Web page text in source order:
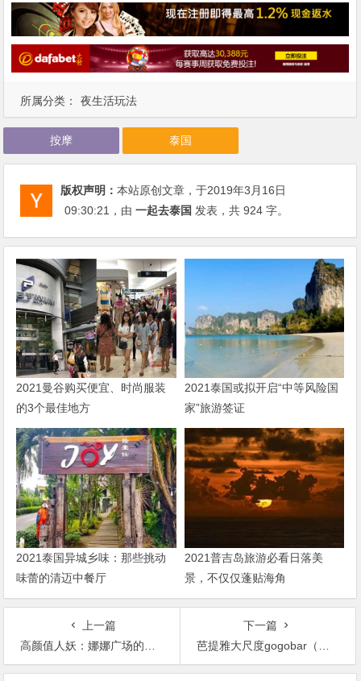
所属分类： 夜生活玩法
按摩 泰国
版权声明：本站原创文章，于2019年3月16日
09:30:21 ，由一起去泰国 发表，共 924 字。
2021曼谷购买便宜、时尚服装
的3个最佳地方
2021泰国或拟开启“中等风险国
家”旅游签证
2021泰国异城乡味：那些挑动
味蕾的清迈中餐厅
2021普吉岛旅游必看日落美
景，不仅仅蓬贴海角
上一篇
高颜值人妖：娜娜广场的人妖狗狗吧攻略
下一篇
芭提雅大尺度gogobar（下）